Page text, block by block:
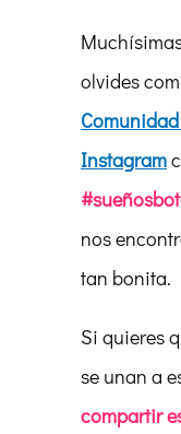
olvides
Instagram
nos
tan bonita.
Si quieres
se unan a
compartir